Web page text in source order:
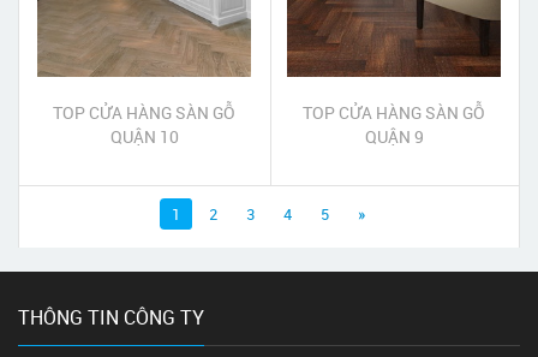
TOP CỬA HÀNG SÀN GỖ
QUẬN 10
TOP CỬA HÀNG SÀN GỖ
QUẬN 9
1 2 3 4 5 »
THÔNG TIN CÔNG TY